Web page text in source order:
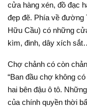
cửa hàng xén, đồ đạc
đẹp đẽ. Phía về đường
Hữu Cầu) có những
kìm, đinh, dây xích
Chợ chảnh có còn
“Ban đầu chợ không
hai bên đậu ô tô.
của chính quyền thời